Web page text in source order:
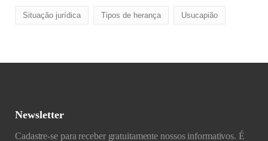
Situação jurídica Tipos de herança Usucapião
Newsletter
Cadastre-se para receber gratuitamente nossos informativos. É